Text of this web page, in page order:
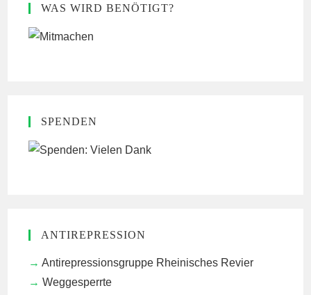
WAS WIRD BENÖTIGT?
SPENDEN
ANTIREPRESSION
Antirepressionsgruppe Rheinisches Revier
Weggesperrte